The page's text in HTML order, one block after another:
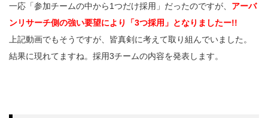
一応「参加チームの中から1つだけ採用」だったのですが、 アーバ
ンリサーチ側の強い要望により「3つ採用」となりましたー!!
上記動画でもそうですが、皆真剣に考えて取り組んでいました。
結果に現れてますね。採用3チームの内容を発表します。